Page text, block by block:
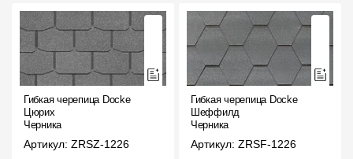
Адрес
125212, Россия, Москва, Головинское ш., д. 5, стр. 1 (БЦ
Режим работы
Сб-Вс - выходной
Гибкая черепица Docke
Цюрих
Черника
Артикул: ZRSZ-1226
Гибкая черепица Docke
Шеффилд
Черника
Артикул: ZRSF-1226